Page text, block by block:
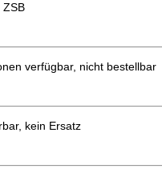
ZSB
verfügbar, nicht bestellbar
kein Ersatz